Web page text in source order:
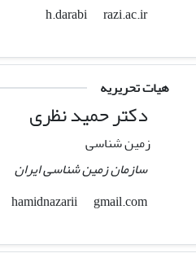
h.darabi
razi.ac.ir
هیات تحریریه
دکتر حمید نظری
زمین شناسی
سازمان زمین شناسی ایران
gmail.com